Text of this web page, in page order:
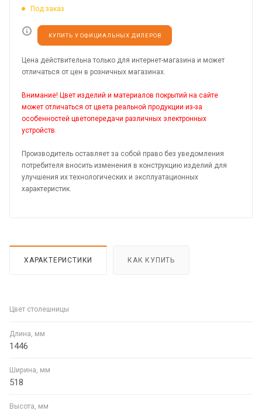
Под заказ
КУПИТЬ У ОФИЦИАЛЬНЫХ ДИЛЕРОВ
Цена действительна только для интернет-магазина и может
отличаться от цен в розничных магазинах.
Внимание! Цвет изделий и материалов покрытий на сайте
может отличаться от цвета реальной продукции из-за
особенностей цветопередачи различных электронных
устройств.
Производитель оставляет за собой право без уведомления
потребителя вносить изменения в конструкцию изделий для
улучшения их технологических и эксплуатационных
характеристик.
ХАРАКТЕРИСТИКИ КАК КУПИТЬ
Цвет столешницы
Длина, мм
1446
Ширина, мм
518
Высота, мм